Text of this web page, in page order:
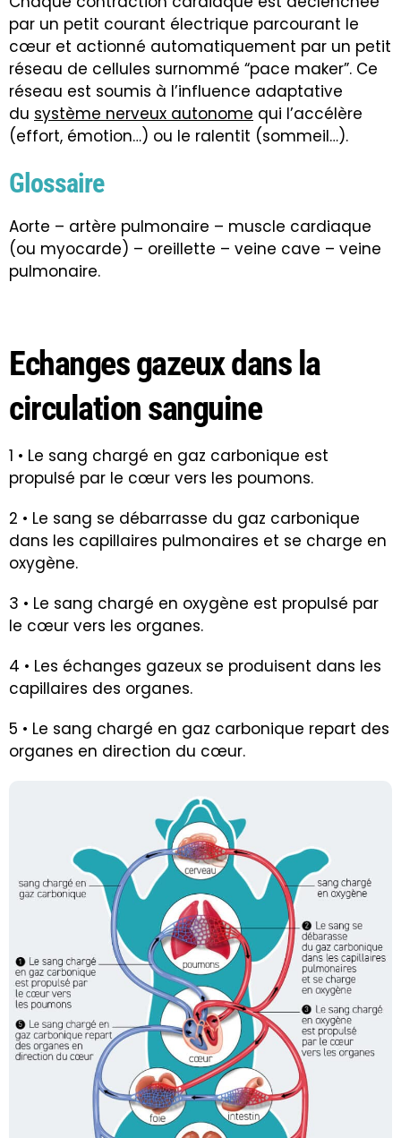
par un petit courant électrique parcourant le
cœur et actionné automatiquement par un petit
réseau de cellules surnommé “pace maker”. Ce
réseau est soumis à l’influence adaptative
du système nerveux autonome qui l’accélère
(effort, émotion…) ou le ralentit (sommeil…).
Glossaire
Aorte – artère pulmonaire – muscle cardiaque
(ou myocarde) – oreillette – veine cave – veine
pulmonaire.
Echanges gazeux dans la
circulation sanguine
1 • Le sang chargé en gaz carbonique est
propulsé par le cœur vers les poumons.
2 • Le sang se débarrasse du gaz carbonique
dans les capillaires pulmonaires et se charge en
oxygène.
3 • Le sang chargé en oxygène est propulsé par
le cœur vers les organes.
4 • Les échanges gazeux se produisent dans les
capillaires des organes.
5 • Le sang chargé en gaz carbonique repart des
organes en direction du cœur.